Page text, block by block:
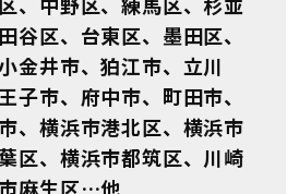
谷区、台東区、墨田区、
金井市、狛江市、立川
子市、府中市、町田市、
、横浜市港北区、横浜市
区、横浜市都筑区、川崎
麻生区…他